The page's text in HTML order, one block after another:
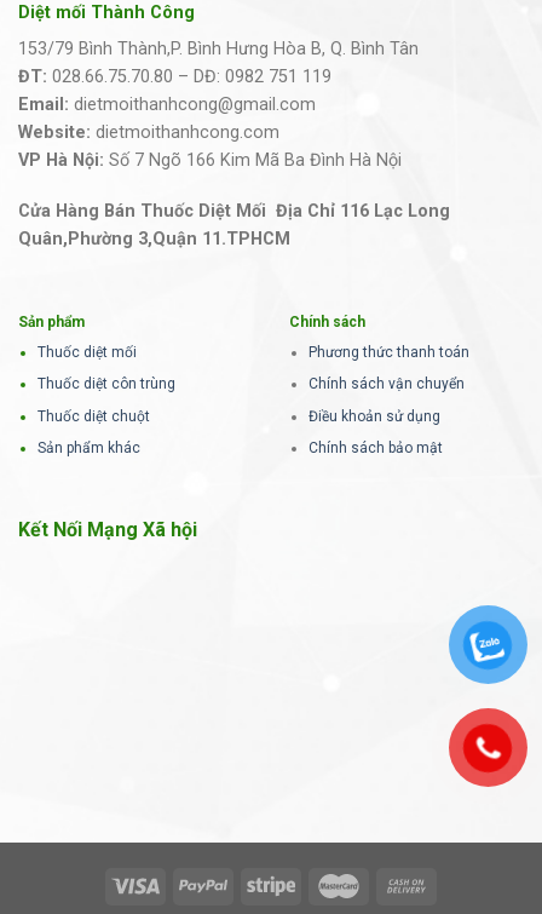
Diệt mối Thành Công
153/79 Bình Thành,P. Bình Hưng Hòa B, Q. Bình Tân
ĐT: 028.66.75.70.80 – DĐ: 0982 751 119
Email: dietmoithanhcong@gmail.com
Website: dietmoithanhcong.com
VP Hà Nội: Số 7 Ngõ 166 Kim Mã Ba Đình Hà Nội
Cửa Hàng Bán Thuốc Diệt Mối Địa Chỉ 116 Lạc Long
Quân,Phường 3,Quận 11.TPHCM
Sản phẩm
Thuốc diệt mối
Thuốc diệt côn trùng
Thuốc diệt chuột
Sản phẩm khác
Chính sách
Phương thức thanh toán
Chính sách vận chuyển
Điều khoản sử dụng
Chính sách bảo mật
Kết Nối Mạng Xã hội